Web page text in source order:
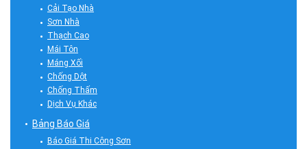
Cải Tạo Nhà
Sơn Nhà
Thạch Cao
Mái Tôn
Máng Xối
Chống Dột
Chống Thấm
Dịch Vụ Khác
Bảng Báo Giá
Báo Giá Thi Công Sơn